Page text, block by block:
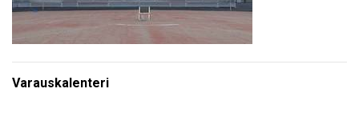
Varauskalenteri